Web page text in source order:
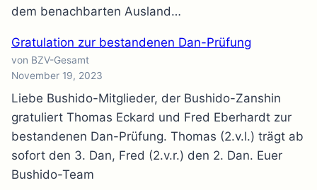
dem benachbarten Ausland…
Gratulation zur bestandenen Dan-Prüfung
von BZV-Gesamt
November 19, 2023
Liebe Bushido-Mitglieder, der Bushido-Zanshin
gratuliert Thomas Eckard und Fred Eberhardt zur
bestandenen Dan-Prüfung. Thomas (2.v.l.) trägt ab
sofort den 3. Dan, Fred (2.v.r.) den 2. Dan. Euer
Bushido-Team